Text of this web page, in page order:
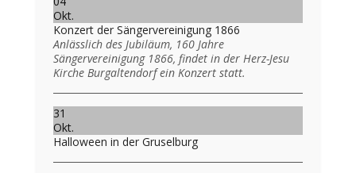
Okt.
Konzert der Sängervereinigung 1866
Anlässlich des Jubiläum, 160 Jahre
Sängervereinigung 1866, findet in der Herz-Jesu
Kirche Burgaltendorf ein Konzert statt.
31
Okt.
Halloween in der Gruselburg